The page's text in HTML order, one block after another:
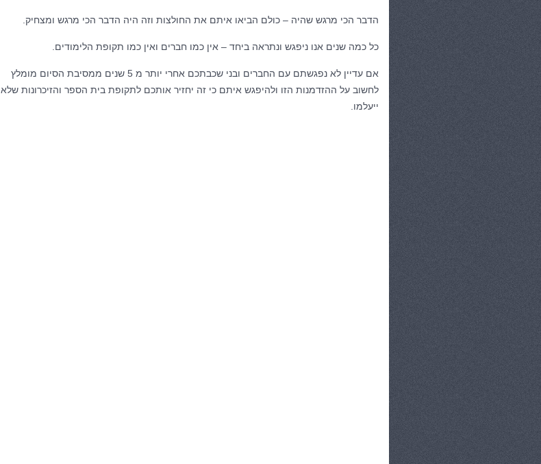
הדבר הכי מרגש שהיה – כולם הביאו איתם את החולצות וזה היה הדבר הכי מרגש ומצחיק.
כל כמה שנים אנו ניפגש ונתראה ביחד – אין כמו חברים ואין כמו תקופת הלימודים.
אם עדיין לא נפגשתם עם החברים ובני שכבתכם אחרי יותר מ 5 שנים ממסיבת הסיום מומלץ
לחשוב על ההזדמנות הזו ולהיפגש איתם כי זה יחזיר אותכם לתקופת בית הספר והזיכרונות שלא
ייעלמו.